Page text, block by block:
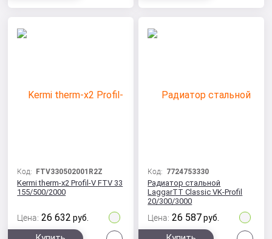
Код: FTV330502001R2Z
Kermi therm-x2 Profil-V FTV 33
155/500/2000
Цена: 26 632 руб.
Код: 7724753330
Радиатор стальной
LaggarTT Classic VK-Profil
20/300/3000
Цена: 26 587 руб.